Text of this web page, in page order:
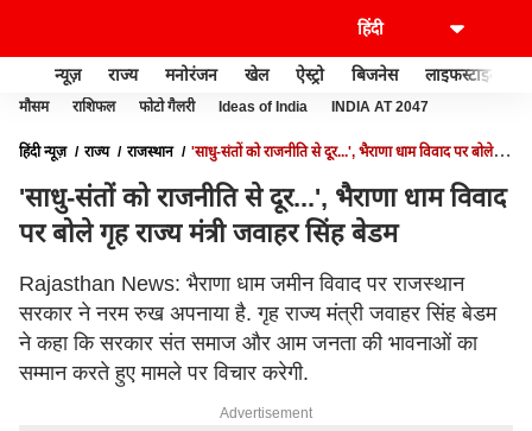
न्यूज़ राज्य मनोरंजन खेल ऐस्ट्रो बिजनेस लाइफस्टाइल
मौसम राशिफल फोटो गैलरी Ideas of India INDIA AT 2047
हिंदी न्यूज़ राज्य राजस्थान
'साधु-संतों को राजनीति से दूर...', भैराणा धाम विवाद पर बोले गृह
'साधु-संतों को राजनीति से दूर...', भैराणा धाम विवाद
पर बोले गृह राज्य मंत्री जवाहर सिंह बेडम
Rajasthan News: भैराणा धाम जमीन विवाद पर राजस्थान
सरकार ने नरम रुख अपनाया है. गृह राज्य मंत्री जवाहर सिंह बेडम
ने कहा कि सरकार संत समाज और आम जनता की भावनाओं का
सम्मान करते हुए मामले पर विचार करेगी.
Advertisement